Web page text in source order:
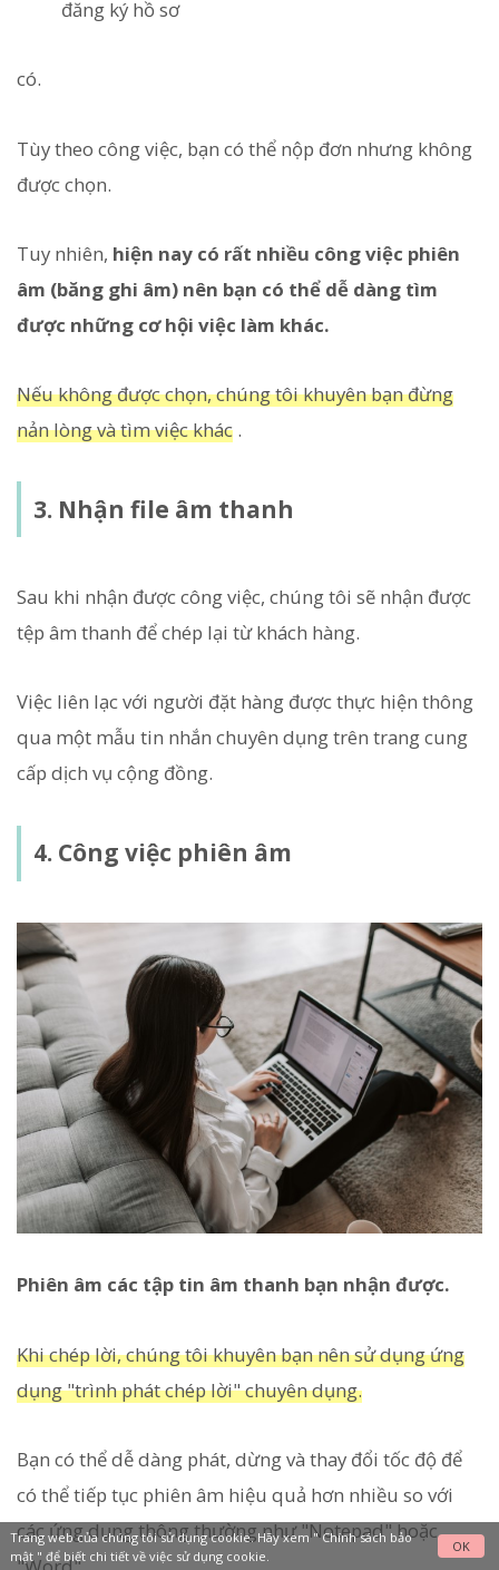
đăng ký hồ sơ
có.
Tùy theo công việc, bạn có thể nộp đơn nhưng không
được chọn.
Tuy nhiên, hiện nay có rất nhiều công việc phiên
âm (băng ghi âm) nên bạn có thể dễ dàng tìm
được những cơ hội việc làm khác.
Nếu không được chọn, chúng tôi khuyên bạn đừng
nản lòng và tìm việc khác .
3. Nhận file âm thanh
Sau khi nhận được công việc, chúng tôi sẽ nhận được
tệp âm thanh để chép lại từ khách hàng.
Việc liên lạc với người đặt hàng được thực hiện thông
qua một mẫu tin nhắn chuyên dụng trên trang cung
cấp dịch vụ cộng đồng.
4. Công việc phiên âm
Phiên âm các tập tin âm thanh bạn nhận được.
Khi chép lời, chúng tôi khuyên bạn nên sử dụng ứng
dụng "trình phát chép lời" chuyên dụng.
Bạn có thể dễ dàng phát, dừng và thay đổi tốc độ để
có thể tiếp tục phiên âm hiệu quả hơn nhiều so với
các ứng dụng thông thường như "Notepad" hoặc
Trang web của chúng tôi sử dụng cookie. Hãy xem "Chính sách bảo
mật" để biết chi tiết về việc sử dụng cookie.
OK